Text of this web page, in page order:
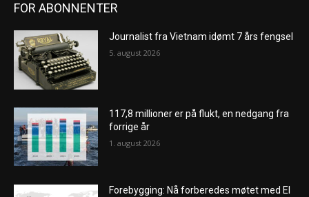
FOR ABONNENTER
Journalist fra Vietnam idømt 7 års fengsel
5. august 2026
117,8 millioner er på flukt, en nedgang fra
forrige år
1. august 2026
Forebygging: Nå forberedes møtet med El